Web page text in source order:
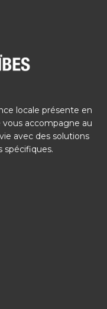
locale présente en
vous accompagne au
avec des solutions
spécifiques.